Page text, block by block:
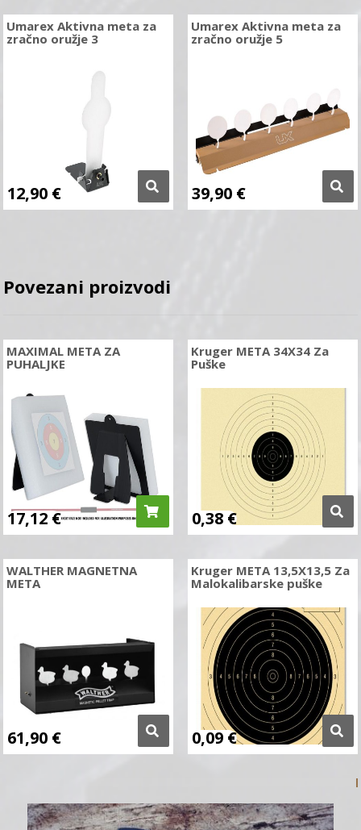
Umarex Aktivna meta za
zračno oružje 3
12,90 €
Umarex Aktivna meta za
zračno oružje 5
39,90 €
Povezani proizvodi
MAXIMAL META ZA
PUHALJKE
17,12 €
Kruger META 34X34 Za
Puške
0,38 €
WALTHER MAGNETNA
META
61,90 €
Kruger META 13,5X13,5 Za
Malokalibarske puške
0,09 €